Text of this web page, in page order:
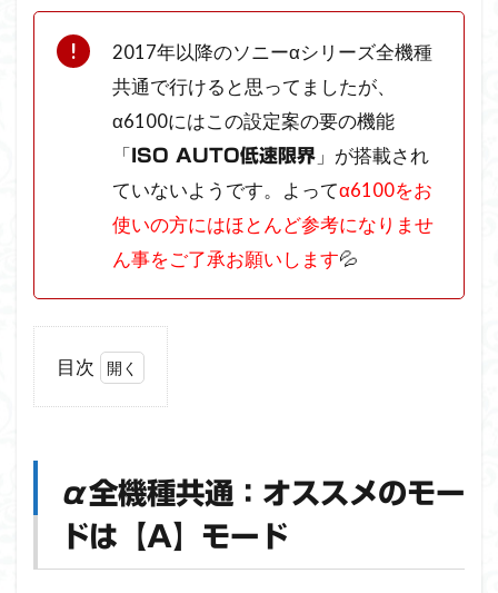
2017年以降のソニーαシリーズ全機種
共通で行けると思ってましたが、
α6100にはこの設定案の要の機能
「 ISO AUTO低速限界 」が搭載され
ていないようです。よってα6100をお
使いの方にはほとんど参考になりませ
ん事をご了承お願いします💦
目次
オート
モード
では物
足りな
α全機種共通：オススメのモー
ドは【A】モード